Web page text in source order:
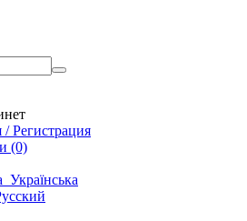
Регистрация
(0)
Українська